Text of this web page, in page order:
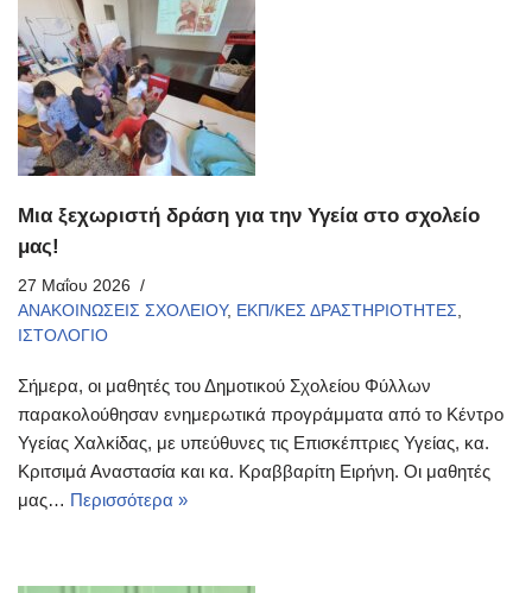
Μια ξεχωριστή δράση για την Υγεία στο σχολείο
μας!
27 Μαΐου 2026
ΑΝΑΚΟΙΝΩΣΕΙΣ ΣΧΟΛΕΙΟΥ, ΕΚΠ/ΚΕΣ ΔΡΑΣΤΗΡΙΟΤΗΤΕΣ,
ΙΣΤΟΛΟΓΙΟ
Σήμερα, οι μαθητές του Δημοτικού Σχολείου Φύλλων
παρακολούθησαν ενημερωτικά προγράμματα από το Κέντρο
Υγείας Χαλκίδας, με υπεύθυνες τις Επισκέπτριες Υγείας, κα.
Κριτσιμά Αναστασία και κα. Κραββαρίτη Ειρήνη. Οι μαθητές
μας… Περισσότερα »